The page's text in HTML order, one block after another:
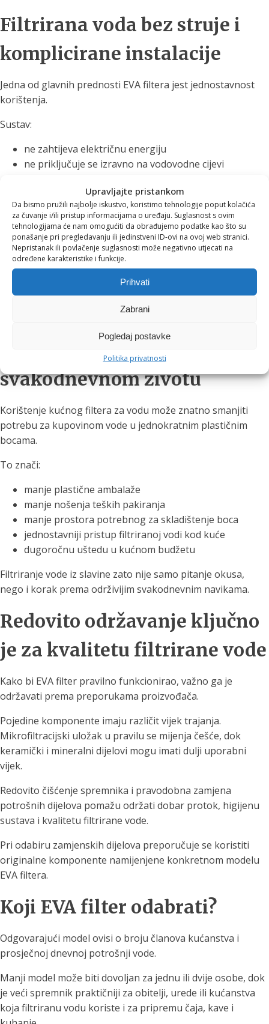
Upravljajte pristankom
Da bismo pružili najbolje iskustvo, koristimo tehnologije poput kolačića
za čuvanje i/ili pristup informacijama o uređaju. Suglasnost s ovim
tehnologijama će nam omogućiti da obrađujemo podatke kao što su
ponašanje pri pregledavanju ili jedinstveni ID-ovi na ovoj web stranici.
Nepristanak ili povlačenje suglasnosti može negativno utjecati na
određene karakteristike i funkcije.
Prihvati
Zabrani
Pogledaj postavke
Politika privatnosti
Filtrirana voda bez struje i
komplicirane instalacije
Jedna od glavnih prednosti EVA filtera jest jednostavnost
korištenja.
Sustav:
ne zahtijeva električnu energiju
ne priključuje se izravno na vodovodne cijevi
lako se postavlja na kuhinjski pult
može se premjestiti kada je to potrebno
Dovoljno je uliti vodu iz slavine u gornji spremnik. Voda
zatim gravitacijom prolazi kroz sustav i skuplja se u donjoj
posudi, spremna za korištenje.
Brzina filtracije ovisi o stanju filtera, temperaturi vode i
modelu uređaja, a proces je namjerno postupan kako bi
Manje plastičnih boca u
svakodnevnom životu
Korištenje kućnog filtera za vodu može znatno smanjiti
potrebu za kupovinom vode u jednokratnim plastičnim
bocama.
To znači:
manje plastične ambalaže
manje nošenja teških pakiranja
manje prostora potrebnog za skladištenje boca
jednostavniji pristup filtriranoj vodi kod kuće
dugoročnu uštedu u kućnom budžetu
Filtriranje vode iz slavine zato nije samo pitanje okusa,
nego i korak prema održivijim svakodnevnim navikama.
Redovito održavanje ključno
je za kvalitetu filtrirane vode
Kako bi EVA filter pravilno funkcionirao, važno ga je
održavati prema preporukama proizvođača.
Pojedine komponente imaju različit vijek trajanja.
Mikrofiltracijski uložak u pravilu se mijenja češće, dok
keramički i mineralni dijelovi mogu imati dulji uporabni
vijek.
Redovito čišćenje spremnika i pravodobna zamjena
potrošnih dijelova pomažu održati dobar protok, higijenu
sustava i kvalitetu filtrirane vode.
Pri odabiru zamjenskih dijelova preporučuje se koristiti
originalne komponente namijenjene konkretnom modelu
EVA filtera.
Koji EVA filter odabrati?
Odgovarajući model ovisi o broju članova kućanstva i
prosječnoj dnevnoj potrošnji vode.
Manji model može biti dovoljan za jednu ili dvije osobe, dok
je veći spremnik praktičniji za obitelji, urede ili kućanstva
koja filtriranu vodu koriste i za pripremu čaja, kave i